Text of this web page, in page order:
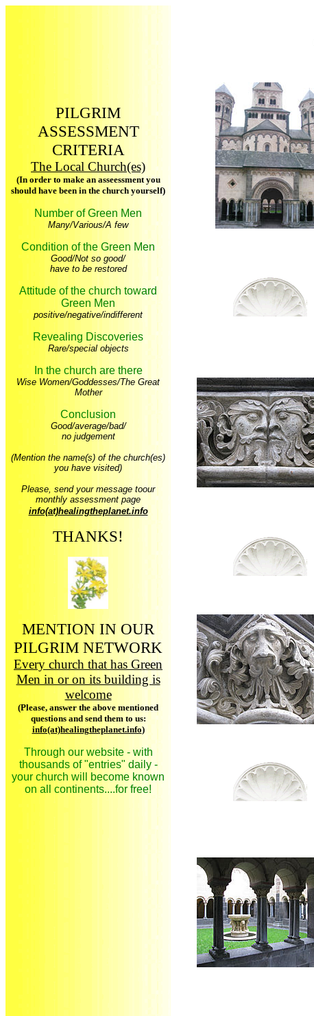
PILGRIM
ASSESSMENT
CRITERIA
The Local Church(es)
(In order to make an asseessment you
should have been in the church yourself)
Number of Green Men
Many/Various/A few
Condition of the Green Men
Good/Not so good/
have to be restored
Attitude of the church toward
Green Men
positive/negative/indifferent
Revealing Discoveries
Rare/special objects
In the church are there
Wise Women/Goddesses/The Great
Mother
Conclusion
Good/average/bad/
no judgement
(Mention the name(s) of the church(es)
you have visited)
Please, send your message toour
monthly assessment page
info(at)healingtheplanet.info
THANKS!
MENTION IN OUR
PILGRIM NETWORK
Every church that has Green
Men in or on its building is
welcome
(Please, answer the above mentioned
questions and send them to us:
info(at)healingtheplanet.info)
Through our website - with
thousands of "entries" daily -
your church will become known
on all continents....for free!